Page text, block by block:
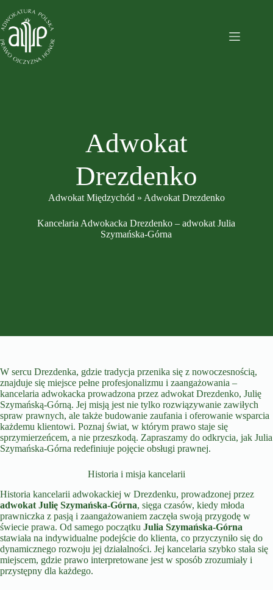
do
treści
Adwokat
Drezdenko
Adwokat Międzychód » Adwokat Drezdenko
Kancelaria Adwokacka Drezdenko – adwokat Julia
Szymańska-Górna
W sercu Drezdenka, gdzie tradycja przenika się z nowoczesnością,
znajduje się miejsce pełne profesjonalizmu i zaangażowania –
kancelaria adwokacka prowadzona przez adwokat Drezdenko, Julię
Szymańską-Górną. Jej misją jest nie tylko rozwiązywanie zawiłych
spraw prawnych, ale także budowanie zaufania i oferowanie wsparcia
każdemu klientowi. Poznaj świat, w którym prawo staje się
sprzymierzeńcem, a nie przeszkodą. Zapraszamy do odkrycia, jak Julia
Szymańska-Górna redefiniuje pojęcie obsługi prawnej.
Historia i misja kancelarii
Historia kancelarii adwokackiej w Drezdenku, prowadzonej przez
adwokat Julię Szymańska-Górna, sięga czasów, kiedy młoda
prawniczka z pasją i zaangażowaniem zaczęła swoją przygodę w
świecie prawa. Od samego początku Julia Szymańska-Górna
stawiała na indywidualne podejście do klienta, co przyczyniło się do
dynamicznego rozwoju jej działalności. Jej kancelaria szybko stała się
miejscem, gdzie prawo interpretowane jest w sposób zrozumiały i
przystępny dla każdego.